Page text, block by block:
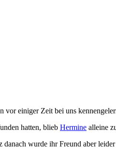
vor ein­ig­er Zeit bei uns
hatt­en, blieb Hermine all­eine
wurde ihr Freund aber